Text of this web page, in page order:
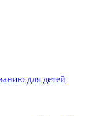
для детей